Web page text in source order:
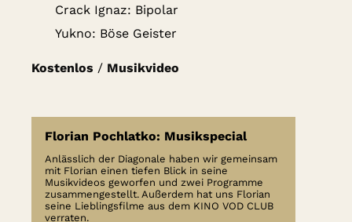
Crack Ignaz: Bipolar
Yukno: Böse Geister
Kostenlos / Musikvideo
Florian Pochlatko: Musikspecial
Anlässlich der Diagonale haben wir gemeinsam
mit Florian einen tiefen Blick in seine
Musikvideos geworfen und zwei Programme
zusammengestellt. Außerdem hat uns Florian
seine Lieblingsfilme aus dem KINO VOD CLUB
verraten.